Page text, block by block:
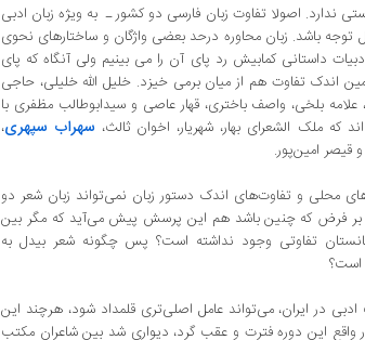
ندارد. اصولا تفاوت زبان فارسی دو کشور ـ به ‌ویژه زبان ادبی
باشد. زبان محاوره درحد بعضی واژگان و ساختارهای نحوی
داستانی کمابیش رد پای آن را می‌ بینیم ولی آنگاه که پای
اندک تفاوت هم از میان برمی ‌خیزد. خلیل ‌الله خلیلی‌، حاجی
بلخی، واصف باختری‌، قهار عاصی و سیدابوطالب مظفری با
که ملک ‌الشعرای بهار، شهریار، اخوان ثالث‌، سهراب سپهری،
قیصر امین‌پور.
محلی و تفاوت‌های اندک دستور زبان نمی‌تواند زبان شعر دو
بر فرض که چنین باشد هم این پرسش پیش می‌آید که مگر بین
تفاوتی وجود نداشته است؟ پس چگونه شعر بیدل به
‌است‌؟
در ایران‌، می‌تواند عامل اصلی‌تری قلمداد شود، هرچند این
واقع این دوره فترت و عقب ‌گرد، دیواری شد بین شاعران مکتب